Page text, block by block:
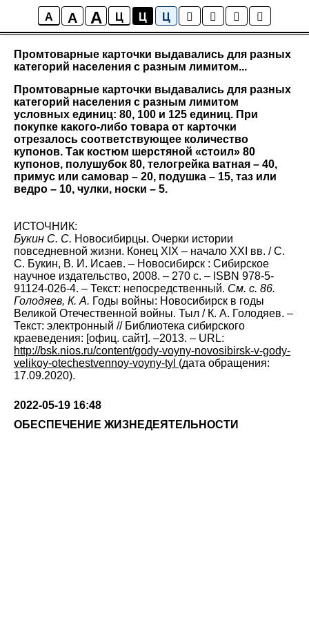
A A A Ц Ц Ц
Все факты
Промтоварные карточки выдавались для разных
категорий населения с разным лимитом...
Промтоварные карточки выдавались для разных
категорий населения с разным лимитом
условных единиц: 80, 100 и 125 единиц. При
покупке какого-либо товара от карточки
отрезалось соответствующее количество
купонов. Так костюм шерстяной «стоил» 80
купонов, полушубок 80, телогрейка ватная – 40,
примус или самовар – 20, подушка – 15, таз или
ведро – 10, чулки, носки – 5.
ИСТОЧНИК:
Букин С. С. Новосибирцы. Очерки истории
повседневной жизни. Конец XIX – начало XXI вв. / С.
С. Букин, В. И. Исаев. – Новосибирск : Сибирское
научное издательство, 2008. – 270 с. – ISBN 978-5-
91124-026-4. – Текст: непосредственный. См. с. 86.
Голодяев, К. А. Годы войны: Новосибирск в годы
Великой Отечественной войны. Тыл / К. А. Голодяев. –
Текст: электронный // Библиотека сибирского
краеведения: [офиц. сайт]. –2013. – URL:
http://bsk.nios.ru/content/gody-voyny-novosibirsk-v-gody-
velikoy-otechestvennoy-voyny-tyl (дата обращения:
17.09.2020).
2022-05-19 16:48
ОБЕСПЕЧЕНИЕ ЖИЗНЕДЕЯТЕЛЬНОСТИ